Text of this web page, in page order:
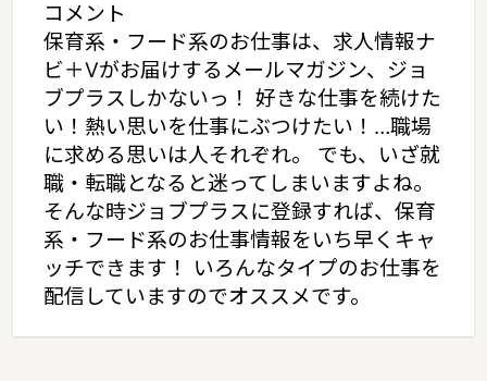
コメント
保育系・フード系のお仕事は、求人情報ナ
ビ＋Vがお届けするメールマガジン、ジョ
ブプラスしかないっ！ 好きな仕事を続けた
い！熱い思いを仕事にぶつけたい！…職場
に求める思いは人それぞれ。 でも、いざ就
職・転職となると迷ってしまいますよね。
そんな時ジョブプラスに登録すれば、保育
系・フード系のお仕事情報をいち早くキャ
ッチできます！ いろんなタイプのお仕事を
配信していますのでオススメです。